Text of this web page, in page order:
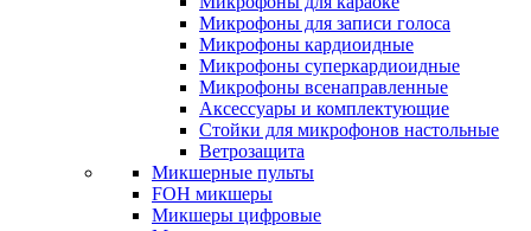
Микрофоны для записи голоса
Микрофоны кардиоидные
Микрофоны суперкардиоидные
Микрофоны всенаправленные
Аксессуары и комплектующие
Стойки для микрофонов настольные
Ветрозащита
Микшерные пульты
FOH микшеры
Микшеры цифровые